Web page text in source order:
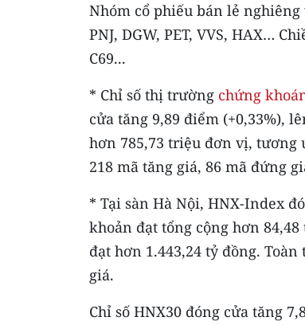
Nhóm cổ phiếu bán lẻ nghiêng
PNJ, DGW, PET, VVS, HAX…
C69...
* Chỉ số thị trường chứng
cửa tăng 9,89 điểm (+0,33%),
hơn 785,73 triệu đơn vị, tương
218 mã tăng giá, 86 mã đứng
* Tại sàn Hà Nội, HNX-Index
khoản đạt tổng cộng hơn
đạt hơn 1.443,24 tỷ đồng.
giá.
Chỉ số HNX30 đóng cửa tăng